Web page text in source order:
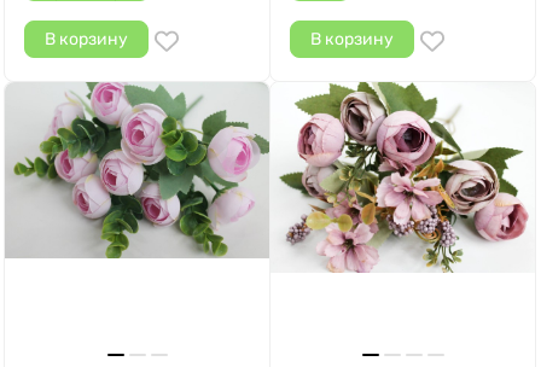
В корзину В корзину